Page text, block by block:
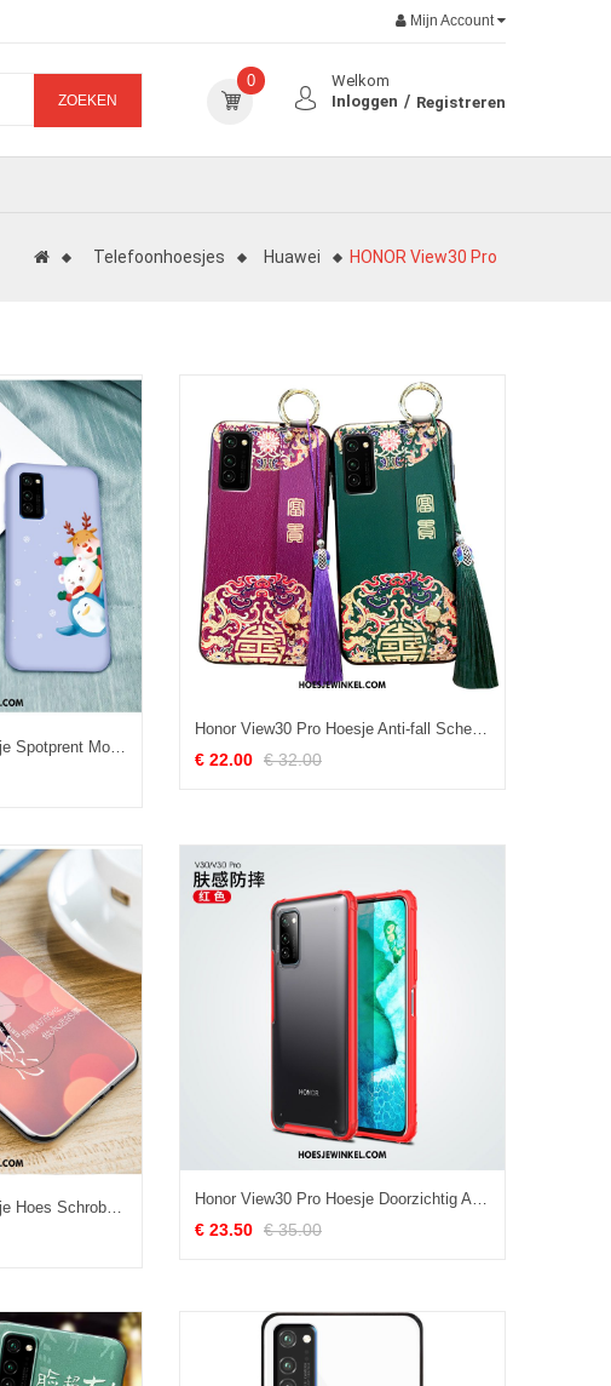
Mijn Account
ZOEKEN
Welkom
Inloggen
Registreren
0
Telefoonhoesjes Huawei HONOR View30 Pro
Honor View30 Pro Hoesje Anti-fall Scheppend Licht, Honor View30 Pro Hoesje Lovers Siliconen
€ 22.00 € 32.00
€ 23.50 € 35.00